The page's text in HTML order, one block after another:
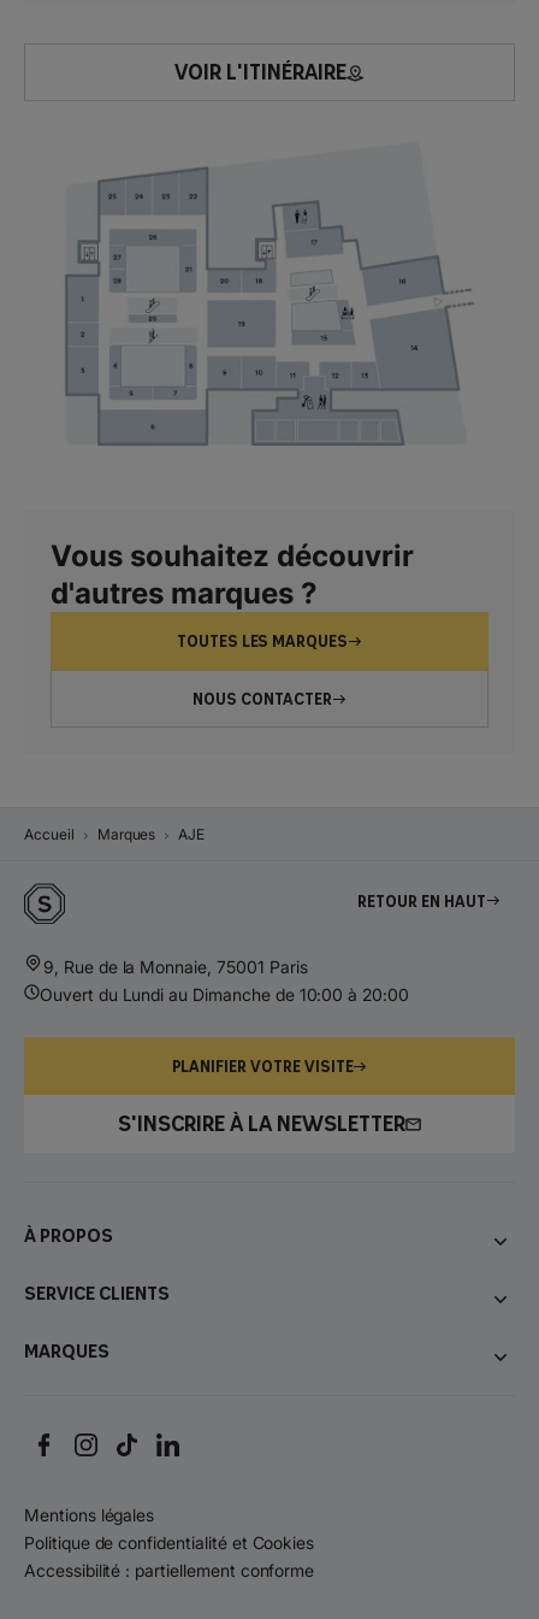
VOIR L'ITINÉRAIRE
Vous souhaitez découvrir
d'autres marques ?
TOUTES LES MARQUES
NOUS CONTACTER
Accueil Marques AJE
Retour en haut
9, Rue de la Monnaie, 75001 Paris
Ouvert du Lundi au Dimanche de 10:00 à 20:00
PLANIFIER VOTRE VISITE
S'INSCRIRE À LA NEWSLETTER
À propos
Service Clients
Marques
Mentions légales
Politique de confidentialité et Cookies
Accessibilité : partiellement conforme